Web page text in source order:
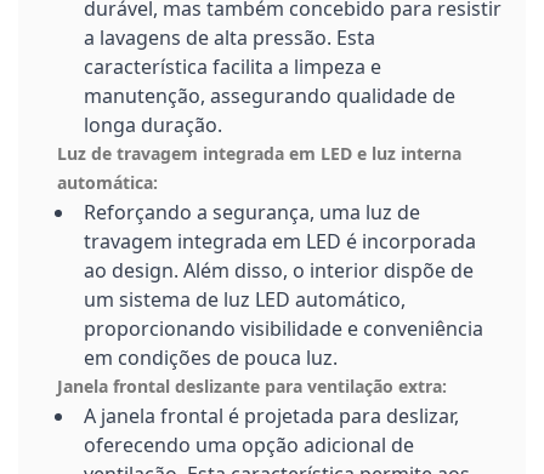
durável, mas também concebido para resistir
a lavagens de alta pressão. Esta
característica facilita a limpeza e
manutenção, assegurando qualidade de
longa duração.
Luz de travagem integrada em LED e luz interna
automática:
Reforçando a segurança, uma luz de
travagem integrada em LED é incorporada
ao design. Além disso, o interior dispõe de
um sistema de luz LED automático,
proporcionando visibilidade e conveniência
em condições de pouca luz.
Janela frontal deslizante para ventilação extra:
A janela frontal é projetada para deslizar,
oferecendo uma opção adicional de